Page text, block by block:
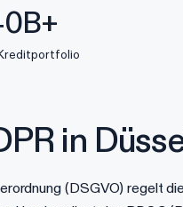
Kreditportfolio
in
(DSGVO) regelt